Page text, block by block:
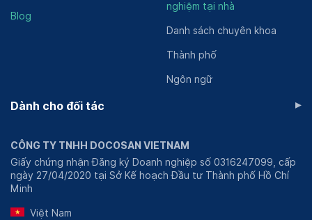
Blog
nghiệm tại nhà
Danh sách chuyên khoa
Thành phố
Ngôn ngữ
Dành cho đối tác ▸
CÔNG TY TNHH DOCOSAN VIETNAM
Giấy chứng nhận Đăng ký Doanh nghiệp số 0316247099, cấp
ngày 27/04/2020 tại Sở Kế hoạch Đầu tư Thành phố Hồ Chí
Minh
Việt Nam